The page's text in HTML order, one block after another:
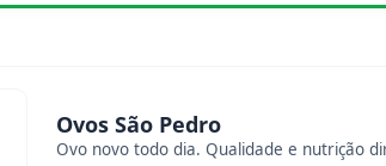
Ovos São Pedro
Ovo novo todo dia. Qualidade e nutrição